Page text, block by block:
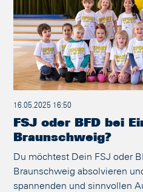
16.05.2025 16:50
FSJ oder BFD bei
Braunschweig?
Du möchtest Dein FSJ oder
Braunschweig absolvieren
spannenden und sinnvollen